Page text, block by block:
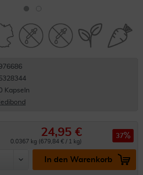
Kapseln
24,95 €
0.0367 kg (679,84 € / 1 kg)
37
In den Warenkorb